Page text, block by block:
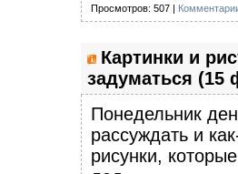
Просмотров: 507 |
Картинки и
задуматься (15
Понедельник
рассуждать и
рисунки,